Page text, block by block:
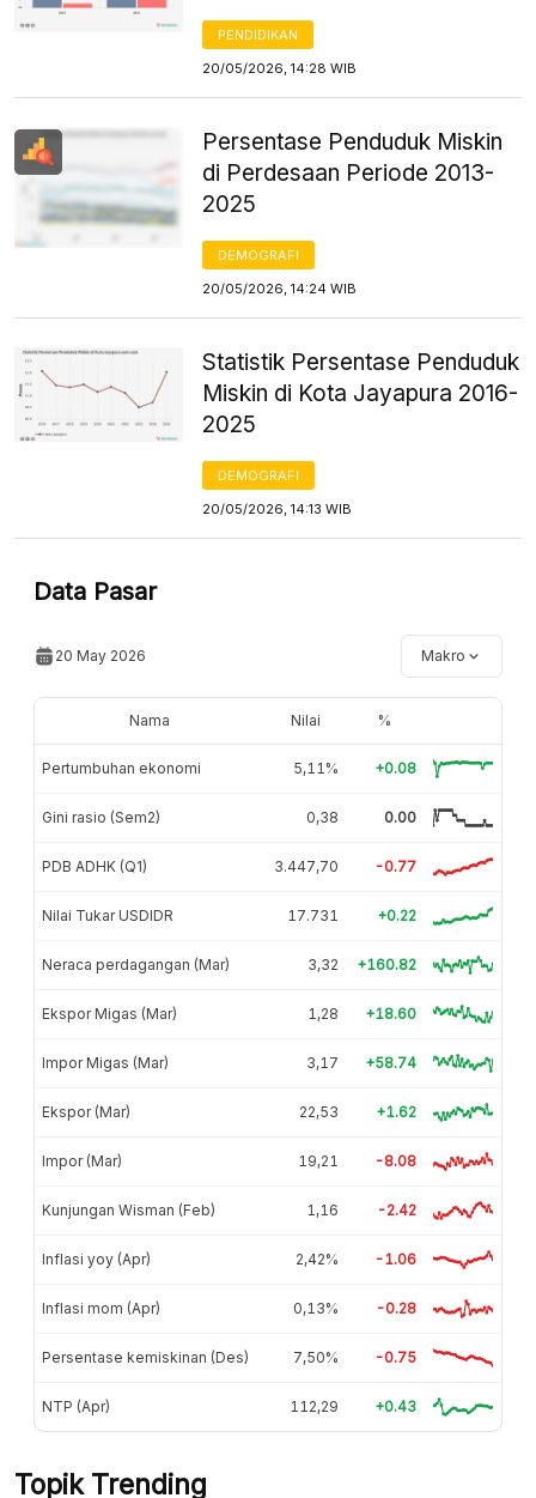
PENDIDIKAN
20/05/2026, 14:28 WIB
Persentase Penduduk Miskin
di Perdesaan Periode 2013-
2025
DEMOGRAFI
20/05/2026, 14:24 WIB
Statistik Persentase Penduduk
Miskin di Kota Jayapura 2016-
2025
DEMOGRAFI
20/05/2026, 14:13 WIB
Data Pasar
20 May 2026 Makro
Nama Nilai %
Pertumbuhan ekonomi 5,11% +0.08
Gini rasio (Sem2) 0,38 0.00
PDB ADHK (Q1) 3.447,70 -0.77
Nilai Tukar USDIDR 17.731 +0.22
Neraca perdagangan (Mar) 3,32 +160.82
Ekspor Migas (Mar) 1,28 +18.60
Impor Migas (Mar) 3,17 +58.74
Ekspor (Mar) 22,53 +1.62
Impor (Mar) 19,21 -8.08
Kunjungan Wisman (Feb) 1,16 -2.42
Inflasi yoy (Apr) 2,42% -1.06
Inflasi mom (Apr) 0,13% -0.28
Persentase kemiskinan (Des) 7,50% -0.75
NTP (Apr) 112,29 +0.43
Topik Trending